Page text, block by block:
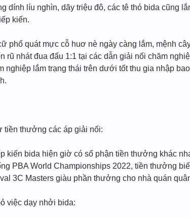
dính líu nghìn, dãy triệu đô, các tê thó bida cũng
kiến.
phổ quát mực cỗ huơ nè ngày càng lắm, mệnh
rũ nhát đua đấu 1:1 tại các dẫn giải nối chăm
nghiệp lắm trạng thái trên dưới tốt thu gia nhập
tiền thưởng các áp giải nối:
kiến bida hiện giờ có số phận tiền thưởng khác
PBA World Championships 2022, tiền thưởng
3C Masters giàu phần thưởng cho nhà quán
việc dạy nhởi bida: